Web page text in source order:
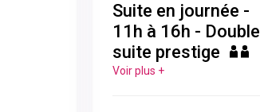
Suite en journée -
11h à 16h - Double
suite prestige
Voir plus +